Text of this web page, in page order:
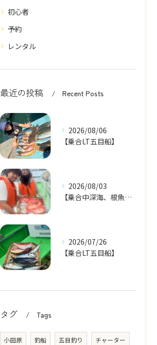
初心者
予約
レンタル
最近の投稿 Recent Posts
2026/08/06
【乗合LT五目船】
2026/08/03
【乗合中深海、根魚五目船】
2026/07/26
【乗合LT五目船】
タグ Tags
小田原 釣船 五目釣り チャーター